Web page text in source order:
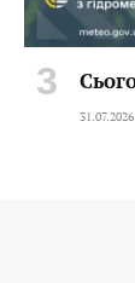
31.07.2026